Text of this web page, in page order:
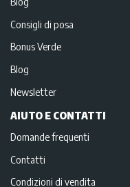
Consigli di posa
Bonus Verde
Blog
Newsletter
AIUTO E CONTATTI
Domande frequenti
Contatti
Condizioni di vendita